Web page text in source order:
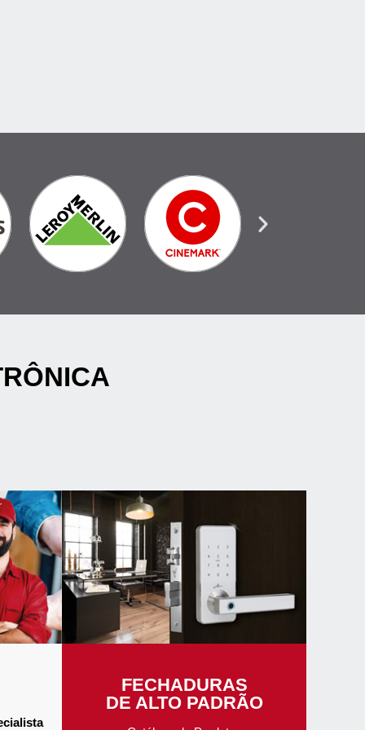
FECHADURAS
DE ALTO PADRÃO